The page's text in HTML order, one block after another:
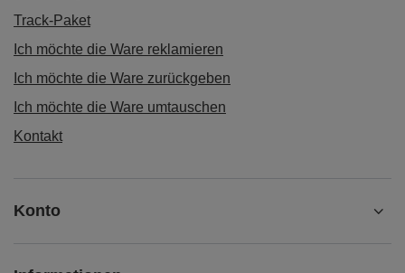
Track-Paket
Ich möchte die Ware reklamieren
Ich möchte die Ware zurückgeben
Ich möchte die Ware umtauschen
Kontakt
Konto